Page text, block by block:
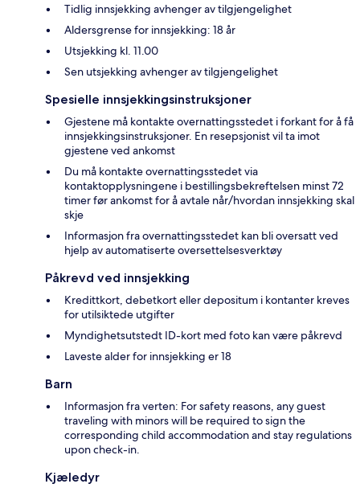
Tidlig innsjekking avhenger av tilgjengelighet
Aldersgrense for innsjekking: 18 år
Utsjekking kl. 11.00
Sen utsjekking avhenger av tilgjengelighet
Spesielle innsjekkingsinstruksjoner
Gjestene må kontakte overnattingsstedet i forkant for å få
innsjekkingsinstruksjoner. En resepsjonist vil ta imot
gjestene ved ankomst
Du må kontakte overnattingsstedet via
kontaktopplysningene i bestillingsbekreftelsen minst 72
timer før ankomst for å avtale når/hvordan innsjekking skal
skje
Informasjon fra overnattingsstedet kan bli oversatt ved
hjelp av automatiserte oversettelsesverktøy
Påkrevd ved innsjekking
Kredittkort, debetkort eller depositum i kontanter kreves
for utilsiktede utgifter
Myndighetsutstedt ID-kort med foto kan være påkrevd
Laveste alder for innsjekking er 18
Barn
Informasjon fra verten: For safety reasons, any guest
traveling with minors will be required to sign the
corresponding child accommodation and stay regulations
upon check-in.
Kjæledyr